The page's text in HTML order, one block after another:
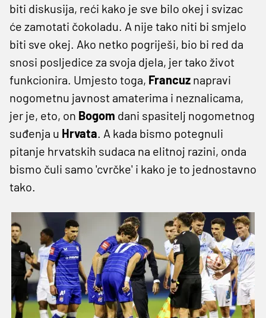
biti diskusija, reći kako je sve bilo okej i svizac
će zamotati čokoladu. A nije tako niti bi smjelo
biti sve okej. Ako netko pogriješi, bio bi red da
snosi posljedice za svoja djela, jer tako život
funkcionira. Umjesto toga, Francuz napravi
nogometnu javnost amaterima i neznalicama,
jer je, eto, on Bogom dani spasitelj nogometnog
suđenja u Hrvata. A kada bismo potegnuli
pitanje hrvatskih sudaca na elitnoj razini, onda
bismo čuli samo 'cvrčke' i kako je to jednostavno
tako.